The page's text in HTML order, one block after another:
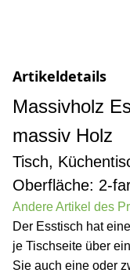
Artikeldetails
Massivholz
massiv Holz
Tisch,
Oberfläche: 2-
Andere Artikel des
Der Esstisch hat
je Tischseite über
Sie auch eine oder